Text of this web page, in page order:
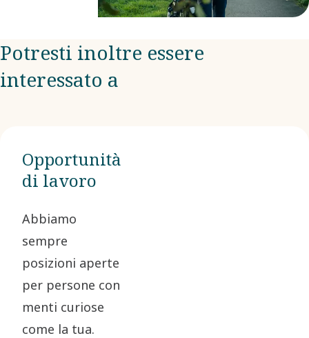
Potresti inoltre essere
interessato a
Opportunità
di lavoro
Abbiamo
sempre
posizioni aperte
per persone con
menti curiose
come la tua.